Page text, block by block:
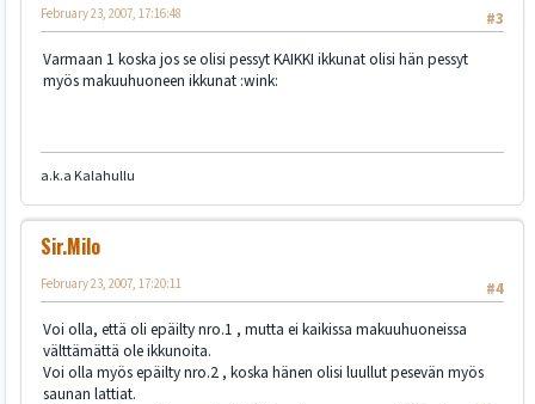
#3
February 23, 2007, 17:16:48
Varmaan 1 koska jos se olisi pessyt KAIKKI ikkunat olisi hän pessyt
myös makuuhuoneen ikkunat :wink:
a.k.a Kalahullu
Sir.Milo
#4
February 23, 2007, 17:20:11
Voi olla, että oli epäilty nro.1 , mutta ei kaikissa makuuhuoneissa
välttämättä ole ikkunoita.
Voi olla myös epäilty nro.2 , koska hänen olisi luullut pesevän myös
saunan lattiat.